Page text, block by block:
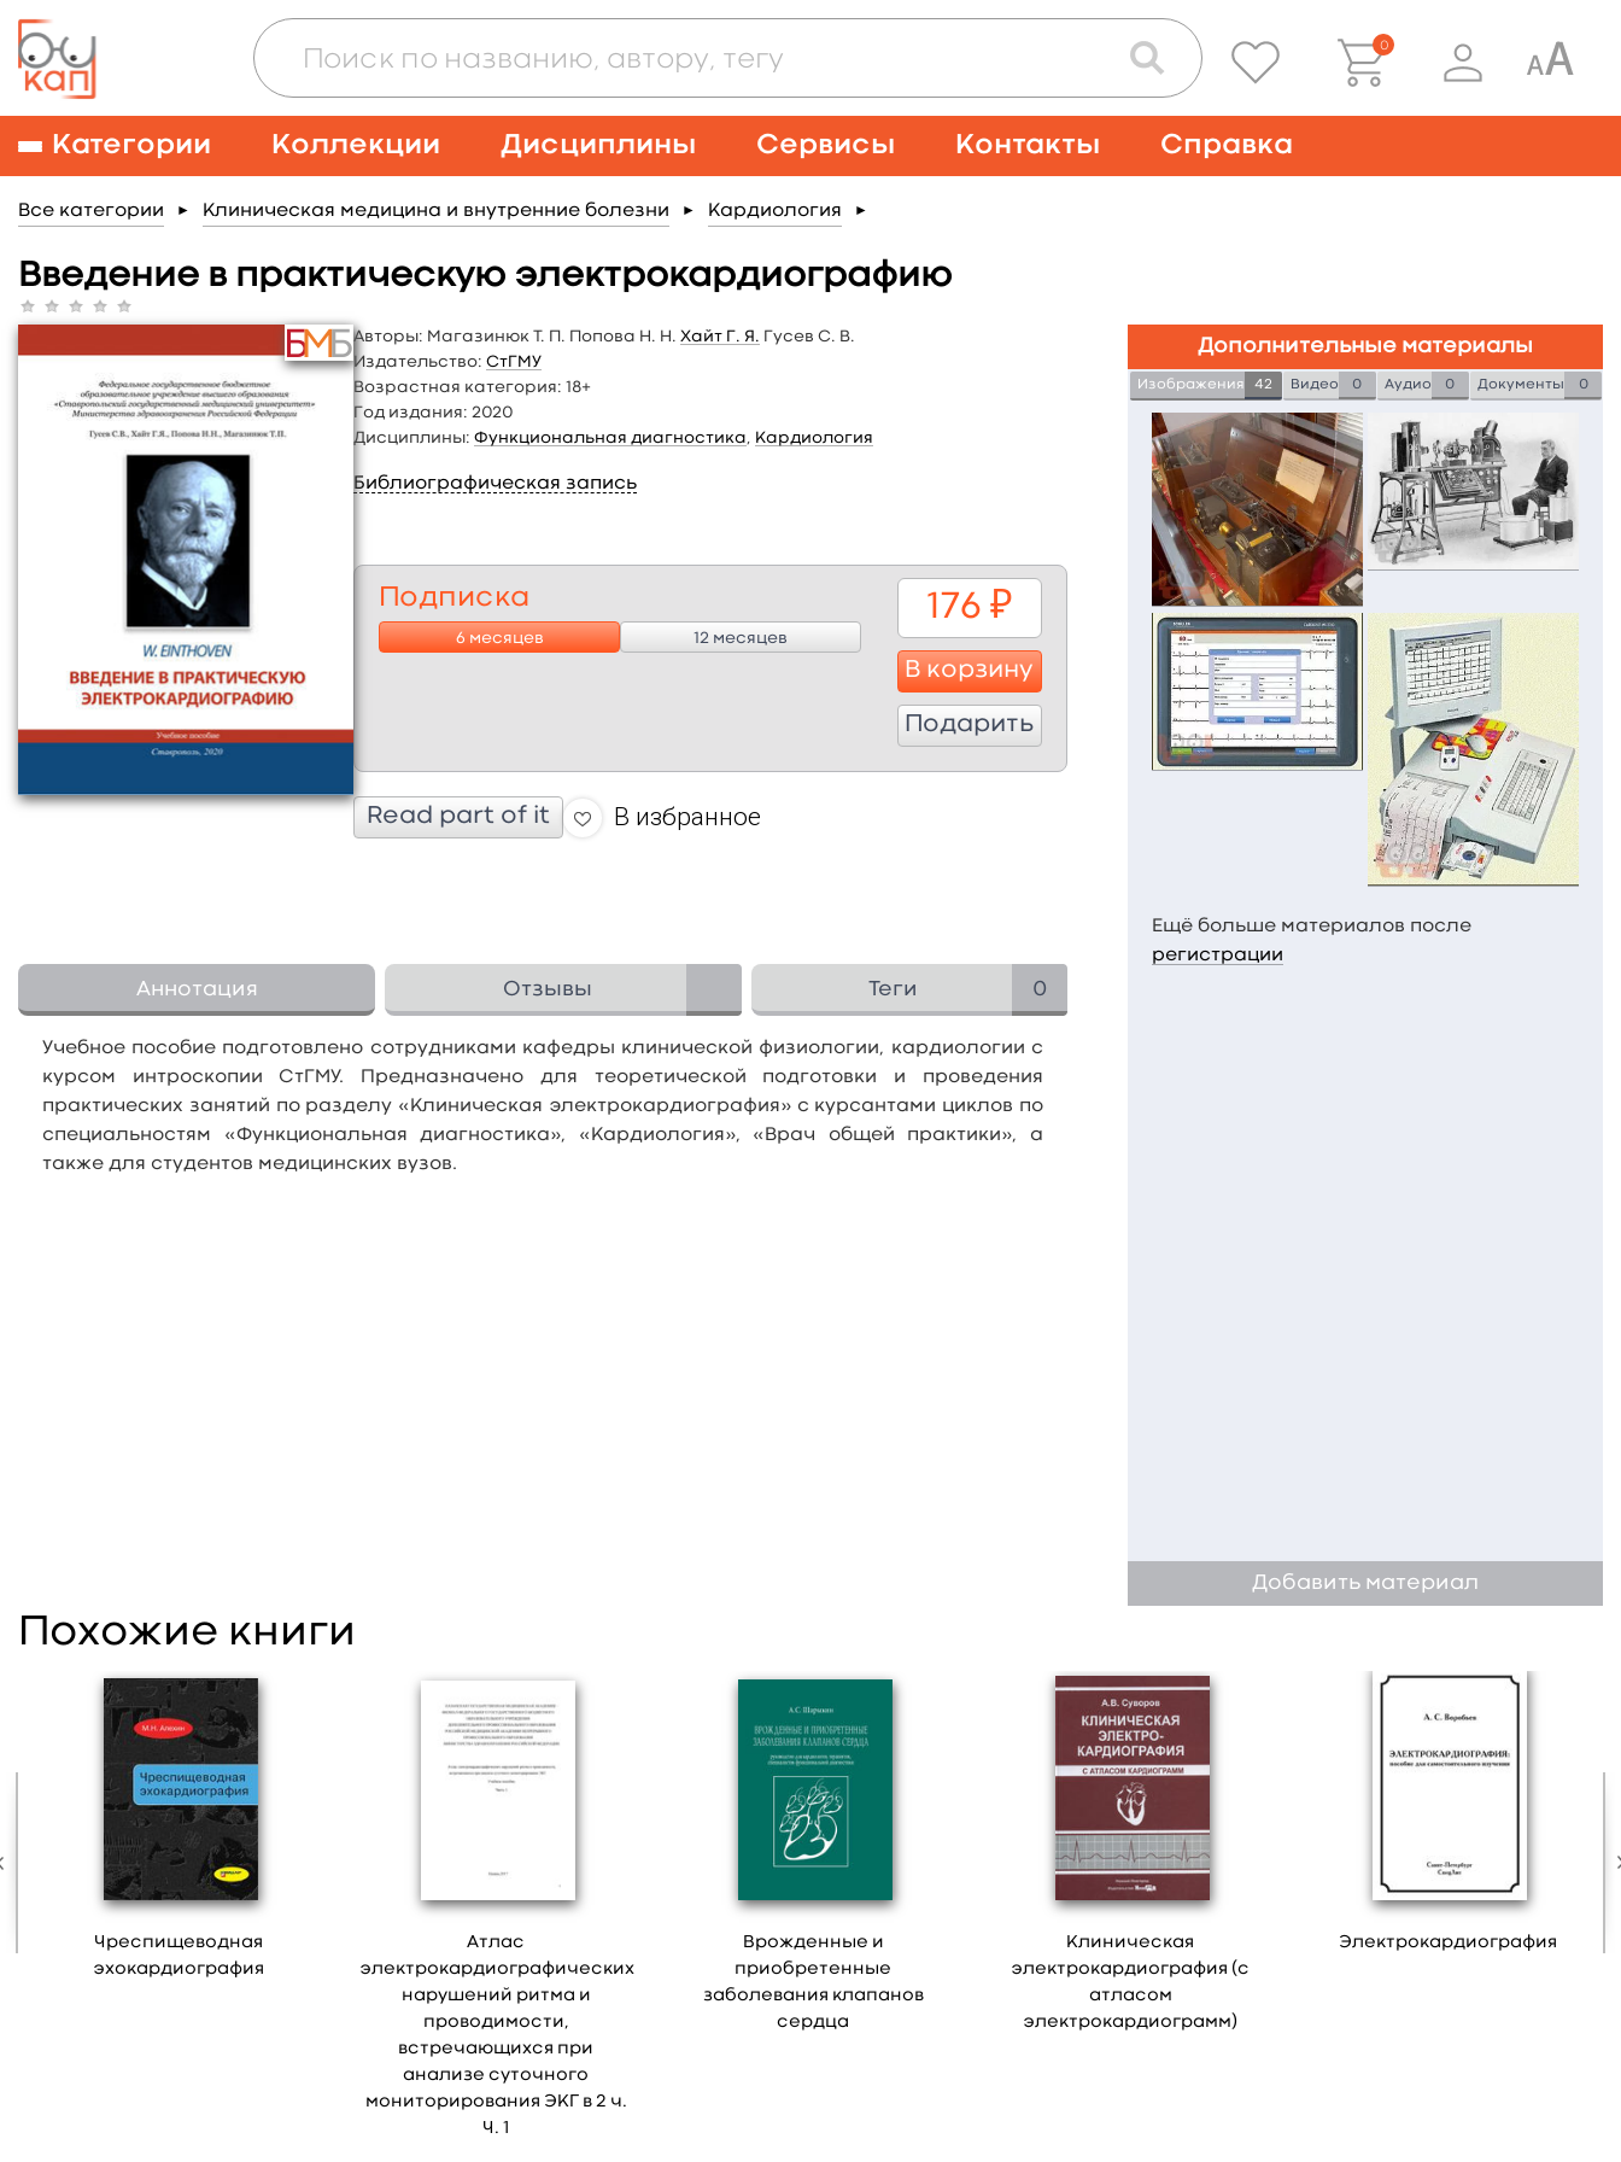
0
Категории Коллекции Дисциплины Сервисы Контакты Справка
Все категории ► Клиническая медицина и внутренние болезни ► Кардиология ►
Введение в практическую электрокардиографию
Авторы: Магазинюк Т. П. Попова Н. Н. Хайт Г. Я. Гусев С. В.
Издательство: СтГМУ
Возрастная категория: 18+
Год издания: 2020
Дисциплины: Функциональная диагностика Кардиология
Библиографическая запись
Подписка
6 месяцев 12 месяцев
176 ₽
В корзину
Подарить
Read part of it В избранное
Аннотация Отзывы Теги 0
Учебное пособие подготовлено сотрудниками кафедры клинической физиологии, кардиологии с
курсом интроскопии СтГМУ. Предназначено для теоретической подготовки и проведения
практических занятий по разделу «Клиническая электрокардиография» с курсантами циклов по
специальностям «Функциональная диагностика», «Кардиология», «Врач общей практики», а
также для студентов медицинских вузов.
Дополнительные материалы
Изображения 42 Видео 0 Аудио 0 Документы 0
Ещё больше материалов после
регистрации
Добавить материал
Похожие книги
Чреспищеводная
эхокардиография
Атлас
электрокардиографических
нарушений ритма и
проводимости,
встречающихся при
анализе суточного
мониторирования ЭКГ в 2 ч.
Ч. 1
Врожденные и
приобретенные
заболевания клапанов
сердца
Клиническая
электрокардиография (с
атласом
электрокардиограмм)
Электрокардиография